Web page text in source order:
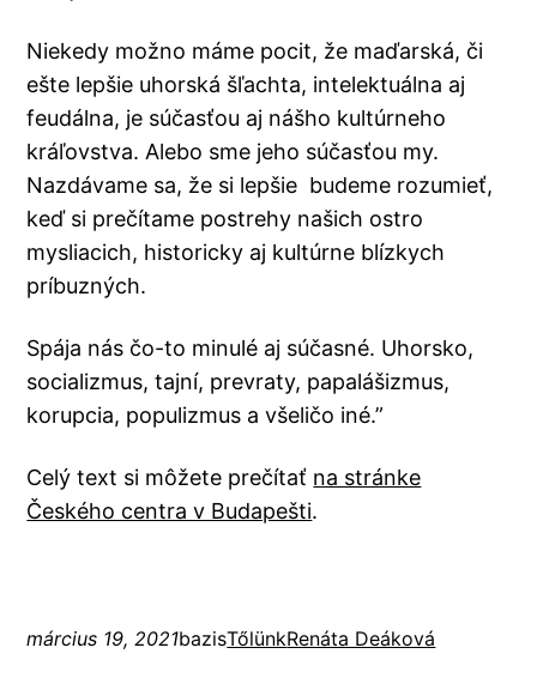
Niekedy možno máme pocit, že maďarská, či
ešte lepšie uhorská šľachta, intelektuálna aj
feudálna, je súčasťou aj nášho kultúrneho
kráľovstva. Alebo sme jeho súčasťou my.
Nazdávame sa, že si lepšie budeme rozumieť,
keď si prečítame postrehy našich ostro
mysliacich, historicky aj kultúrne blízkych
príbuzných.
Spája nás čo-to minulé aj súčasné. Uhorsko,
socializmus, tajní, prevraty, papalášizmus,
korupcia, populizmus a všeličo iné.”
Celý text si môžete prečítať na stránke
Českého centra v Budapešti.
március 19, 2021bazisTőlünkRenáta Deáková